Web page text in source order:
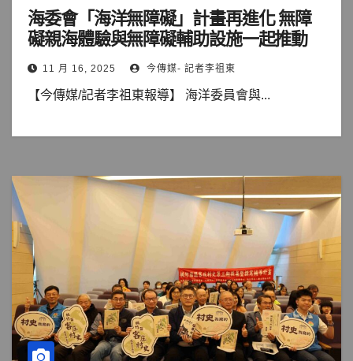
海委會「海洋無障礙」計畫再進化 無障
礙親海體驗與無障礙輔助設施一起推動
11 月 16, 2025 今傳媒- 記者李祖東
【今傳媒/記者李祖東報導】 海洋委員會與...